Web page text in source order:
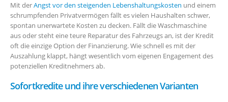
Mit derAngst vor den steigenden Lebenshaltungskosten und einem
schrumpfenden Privatvermögen fällt es vielen Haushalten schwer,
spontan unerwartete Kosten zu decken. Fällt die Waschmaschine
aus oder steht eine teure Reparatur des Fahrzeugs an, ist der Kredit
oft die einzige Option der Finanzierung. Wie schnell es mit der
Auszahlung klappt, hängt wesentlich vom eigenen Engagement des
potenziellen Kreditnehmers ab.
Sofortkredite und ihre verschiedenen Varianten